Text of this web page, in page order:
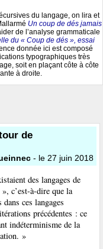
du langage, on lira et
Un coup de dés jamais
de l’analyse grammaticale
du « Coup de dés », essai
donnée ici est composé
typographiques très
soit en plaçant côte à côte
à droite.
de
- le 27 juin 2018
des langages de
c’est-à-dire que la
ces langages
précédentes : ce
indéterminisme de la
»